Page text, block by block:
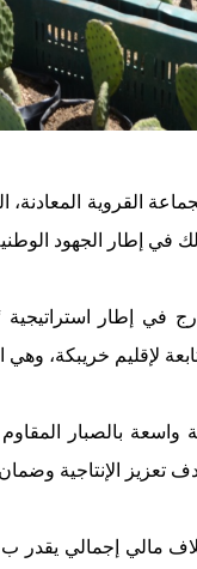
إطار الجهود
لإقليم خريبكة، وهي
بالصبار
تعزيز الإنتاجية